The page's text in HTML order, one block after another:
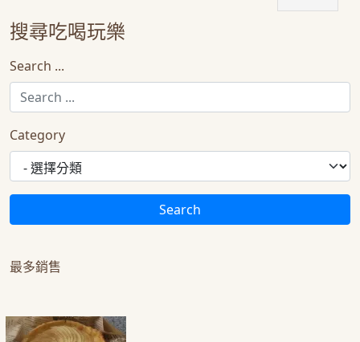
搜尋吃喝玩樂
Search ...
Category
Search
最多銷售